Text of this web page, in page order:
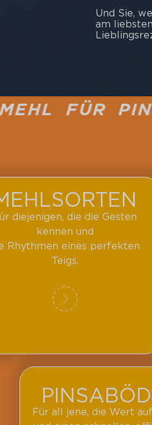
Und Sie,
am
MEHL
diejenigen, die die Gesten
kennen und
Rhythmen eines perfekten
Teigs.
Für all jene, die Wert